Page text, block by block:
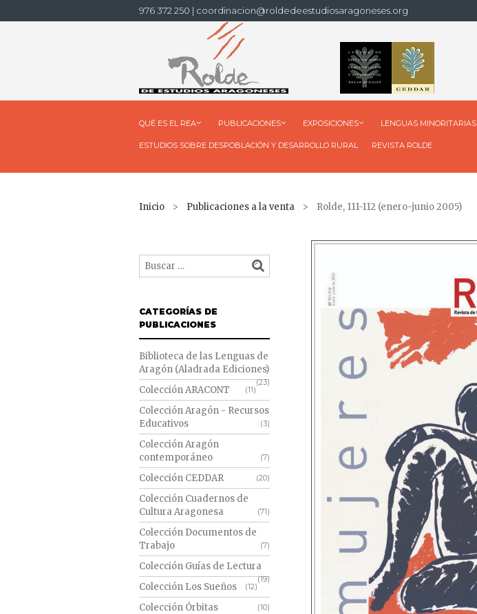
976 372 250 | coordinacion@roldedeestudiosaragoneses.org
QUÉ ES EL REA PUBLICACIONES EXPOSICIONES LENGUAS MINORITARIAS
ESTUDIOS SOBRE DESPOBLACIÓN Y DESARROLLO RURAL REVISTA ROLDE
Inicio > Publicaciones a la venta > Rolde, 111-112 (enero-junio 2005)
CATEGORÍAS DE
PUBLICACIONES
Biblioteca de las Lenguas de
Aragón (Aladrada Ediciones)
(23)
Colección ARACONT (11)
Colección Aragón - Recursos
Educativos
(3)
Colección Aragón
contemporáneo
(7)
Colección CEDDAR (20)
Colección Cuadernos de
Cultura Aragonesa
(71)
Colección Documentos de
Trabajo
(7)
Colección Guías de Lectura
(19)
Colección Los Sueños (12)
Colección Órbitas (10)